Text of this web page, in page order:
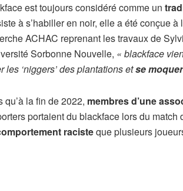
est toujours considéré comme un
à s’habiller en noir, elle a été conçue à
ACHAC reprenant les travaux de
Sorbonne Nouvelle, « blackface
les ‘niggers’ des plantations etse
qu’à la fin de 2022, membres d’une
portaient du blackface lors du match
racisteque plusieurs